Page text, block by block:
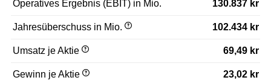
Operatives Ergebnis (EBIT) in Mio. 130.837 kr
Jahresüberschuss in Mio. 102.434 kr
Umsatz je Aktie 69,49 kr
Gewinn je Aktie 23,02 kr